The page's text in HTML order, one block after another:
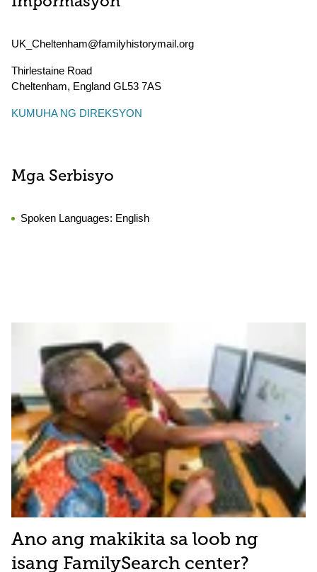
UK_Cheltenham@familyhistorymail.org
Thirlestaine Road
Cheltenham, England GL53 7AS
KUMUHA NG DIREKSYON
Mga Serbisyo
Spoken Languages: English
Ano ang makikita sa loob ng
isang FamilySearch center?